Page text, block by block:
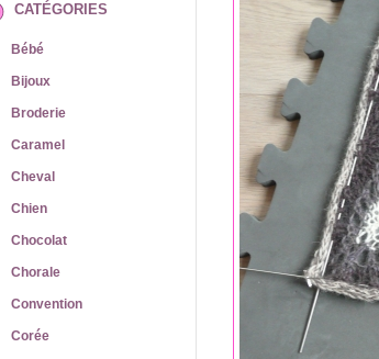
CATÉGORIES
Bébé
Bijoux
Broderie
Caramel
Cheval
Chien
Chocolat
Chorale
Convention
Corée